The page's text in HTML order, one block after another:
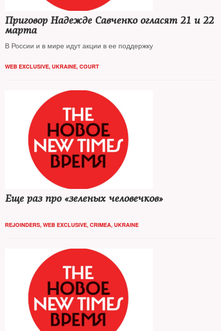
Приговор Надежде Савченко огласят 21 и 22
марта
В России и в мире идут акции в ее поддержку
WEB EXCLUSIVE, UKRAINE, COURT
Еще раз про «зеленых человечков»
REJOINDERS, WEB EXCLUSIVE, CRIMEA, UKRAINE